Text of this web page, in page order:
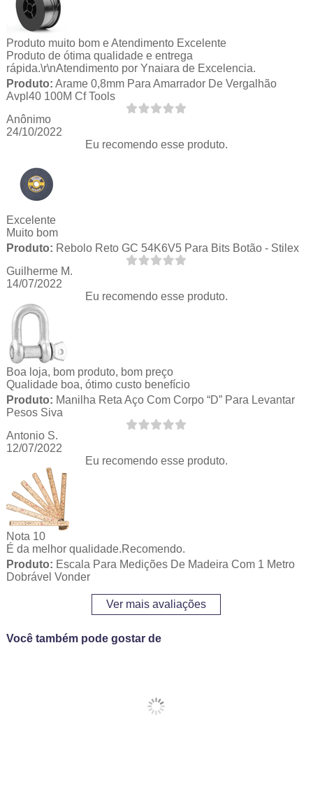
Produto muito bom e Atendimento Excelente
Produto de ótima qualidade e entrega
rápida.\r\nAtendimento por Ynaiara de Excelencia.
Produto: Arame 0,8mm Para Amarrador De Vergalhão
Avpl40 100M Cf Tools
Anônimo
24/10/2022
Eu recomendo esse produto.
Excelente
Muito bom
Produto: Rebolo Reto GC 54K6V5 Para Bits Botão - Stilex
Guilherme M.
14/07/2022
Eu recomendo esse produto.
Boa loja, bom produto, bom preço
Qualidade boa, ótimo custo benefício
Produto: Manilha Reta Aço Com Corpo “D” Para Levantar
Pesos Siva
Antonio S.
12/07/2022
Eu recomendo esse produto.
Nota 10
É da melhor qualidade.Recomendo.
Produto: Escala Para Medições De Madeira Com 1 Metro
Dobrável Vonder
Ver mais avaliações
Você também pode gostar de